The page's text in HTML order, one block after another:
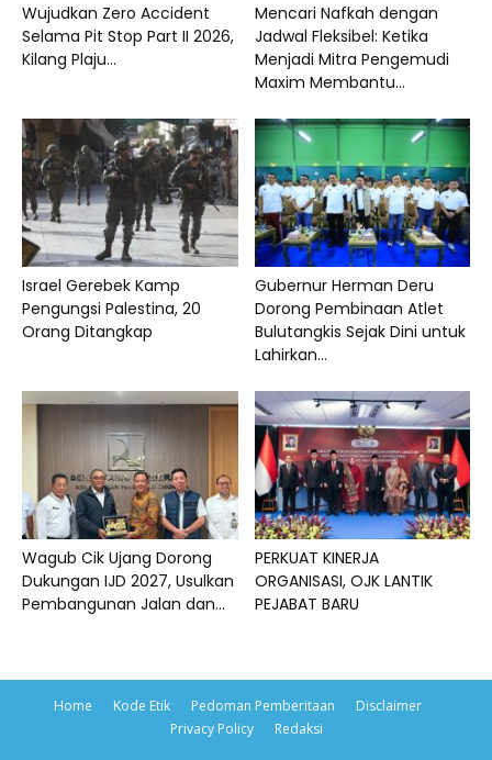
Wujudkan Zero Accident
Selama Pit Stop Part II 2026,
Kilang Plaju...
Mencari Nafkah dengan
Jadwal Fleksibel: Ketika
Menjadi Mitra Pengemudi
Maxim Membantu...
Israel Gerebek Kamp
Pengungsi Palestina, 20
Orang Ditangkap
Gubernur Herman Deru
Dorong Pembinaan Atlet
Bulutangkis Sejak Dini untuk
Lahirkan...
Wagub Cik Ujang Dorong
Dukungan IJD 2027, Usulkan
Pembangunan Jalan dan...
PERKUAT KINERJA
ORGANISASI, OJK LANTIK
PEJABAT BARU
Home Kode Etik Pedoman Pemberitaan
Disclaimer
Privacy Policy
Redaksi